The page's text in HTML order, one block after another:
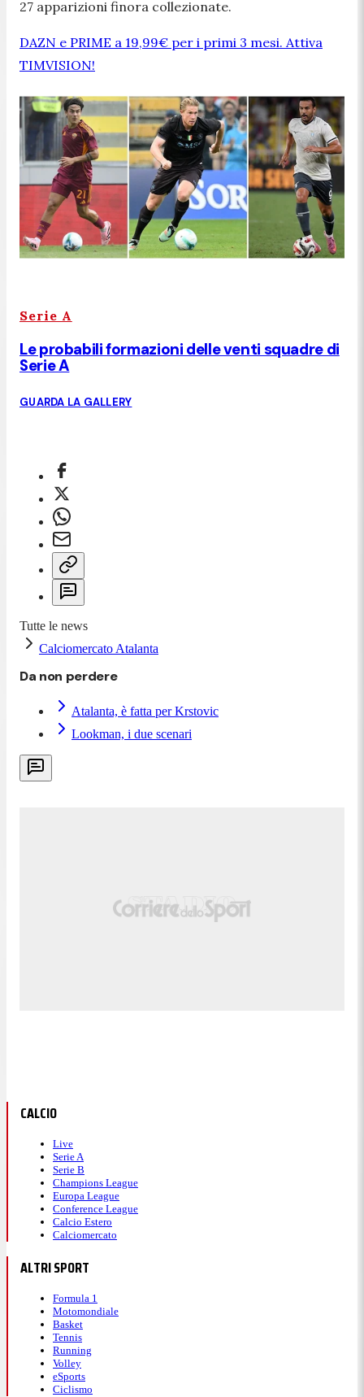
27 apparizioni finora collezionate.
DAZN e PRIME a 19,99€ per i primi 3 mesi. Attiva
TIMVISION!
Serie A
Le probabili formazioni delle venti squadre di
Serie A
GUARDA LA GALLERY
Tutte le news
Calciomercato Atalanta
Da non perdere
Atalanta, è fatta per Krstovic
Lookman, i due scenari
CALCIO
Live
Serie A
Serie B
Champions League
Europa League
Conference League
Calcio Estero
Calciomercato
ALTRI SPORT
Formula 1
Motomondiale
Basket
Tennis
Running
Volley
eSports
Ciclismo